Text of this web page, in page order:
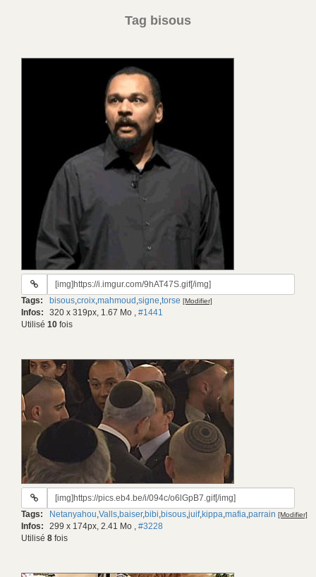
Tag bisous
URL
gif:
Tags: bisous,croix,mahmoud ,signe,torse [Modifier]
Infos: 320 x 319px, 1.67 Mo , #1441
Utilisé 10 fois
URL
gif:
Tags: Netanyahou,Valls,baiser,bibi,bisous,juif,kippa,mafia,parrain [Modifier]
Infos: 299 x 174px, 2.41 Mo , #3228
Utilisé 8 fois